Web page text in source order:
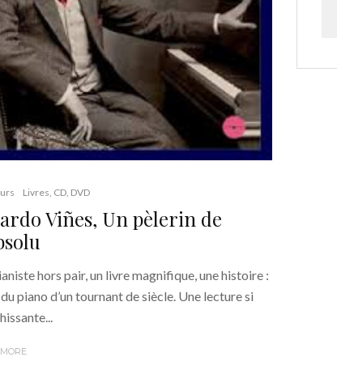
Livres, CD, DVD
Viñes, Un pèlerin de
hors pair, un livre magnifique, une histoire :
piano d’un tournant de siècle. Une lecture si